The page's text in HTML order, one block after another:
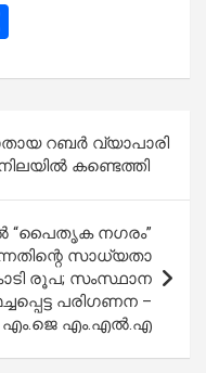
ar
റബർ വ്യാപാരി
കണ്ടെത്തി
“പൈതൃക നഗരം”
സാധ്യതാ
രൂപ; സംസ്ഥാന
പരിഗണന –
എം.എൽ.എ